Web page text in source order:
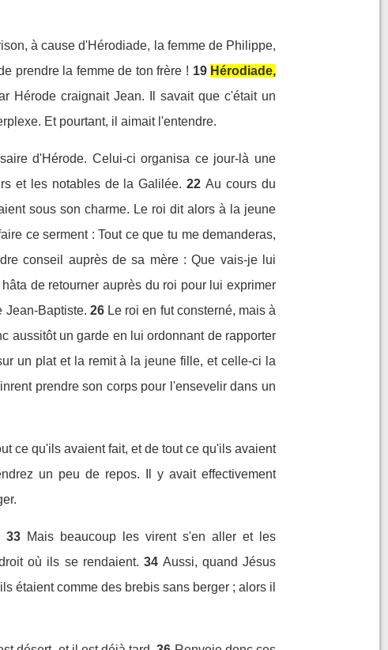
à cause d'Hérodiade, la femme de Philippe,
prendre la femme de ton frère ! 19 Hérodiade,
Hérode craignait Jean. Il savait que c'était un
Et pourtant, il aimait l'entendre.
d'Hérode. Celui-ci organisa ce jour-là une
et les notables de la Galilée. 22 Au cours du
sous son charme. Le roi dit alors à la jeune
ce serment : Tout ce que tu me demanderas,
conseil auprès de sa mère : Que vais-je lui
de retourner auprès du roi pour lui exprimer
Jean-Baptiste. 26 Le roi en fut consterné, mais à
aussitôt un garde en lui ordonnant de rapporter
un plat et la remit à la jeune fille, et celle-ci la
prendre son corps pour l'ensevelir dans un
ce qu'ils avaient fait, et de tout ce qu'ils avaient
un peu de repos. Il y avait effectivement
33 Mais beaucoup les virent s'en aller et les
où ils se rendaient. 34 Aussi, quand Jésus
étaient comme des brebis sans berger ; alors il